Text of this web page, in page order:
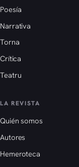
Poesía
Narrativa
Torna
Crítica
Teatru
LA REVISTA
Quién somos
Autores
Hemeroteca